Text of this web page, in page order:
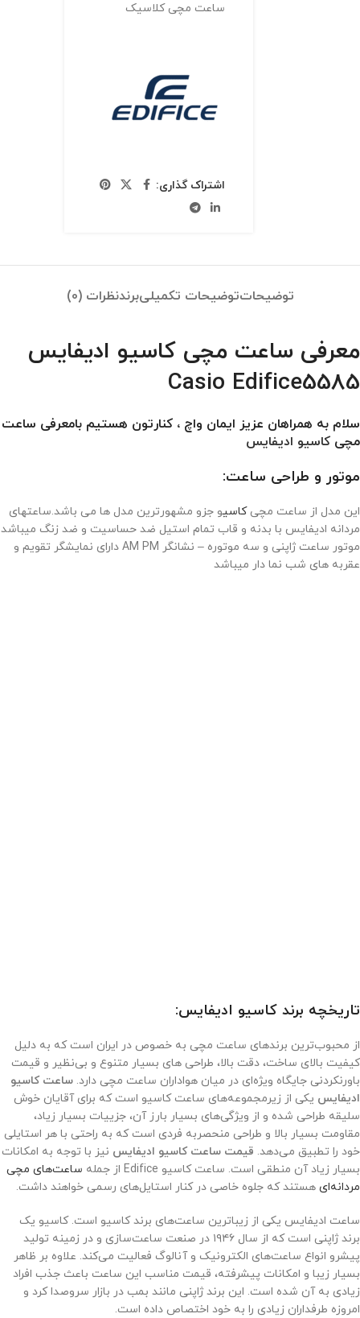
ساعت مچی کلاسیک
اشتراک گذاری:
توضیحاتتوضیحات تکمیلیبرندنظرات (0)
معرفی ساعت مچی کاسیو ادیفایس
Casio Edifice5585
سلام به همراهان عزیز ایمان واچ ، کنارتون هستیم بامعرفی ساعت
مچی کاسیو ادیفایس
موتور و طراحی ساعت:
این مدل از ساعت مچیکاسیو جزو مشهورترین مدل ها می باشد.ساعتهای
مردانه ادیفایس با بدنه و قاب تمام استیل ضد حساسیت و ضد زنگ میباشد
موتور ساعت ژاپنی و سه موتوره – نشانگر AM PM دارای نمایشگر تقویم و
عقربه های شب نما دار میباشد
تاریخچه برند کاسیو ادیفایس:
از محبوب‌ترین برندهای ساعت مچی به خصوص در ایران است که به دلیل
کیفیت بالای ساخت، دقت بالا، طراحی های بسیار متنوع و بی‌نظیر و قیمت
باورنکردنی جایگاه ویژه‌ای در میان هواداران ساعت مچی دارد. ساعت کاسیو
ادیفایس یکی از زیرمجموعه‌های ساعت کاسیو است که برای آقایان خوش
سلیقه طراحی شده و از ویژگی‌های بسیار بارز آن، جزییات بسیار زیاد،
مقاومت بسیار بالا و طراحی منحصربه فردی است که به راحتی با هر استایلی
خود را تطبیق می‌دهد. قیمت ساعت کاسیو ادیفایس نیز با توجه به امکانات
بسیار زیاد آن منطقی است. ساعت کاسیو Edifice از جمله
ساعت‌های مچی
مردانه‌ای هستند که جلوه خاصی در کنار استایل‌های رسمی خواهند داشت.
ساعت ادیفایس یکی از زیباترین ساعت‌های برند کاسیو است. کاسیو یک
برند ژاپنی است که از سال ۱۹۴۶ در صنعت ساعت‌سازی و در زمینه تولید
پیشرو انواع ساعت‌های الکترونیک و آنالوگ فعالیت می‌کند. علاوه بر ظاهر
بسیار زیبا و امکانات پیشرفته، قیمت مناسب این ساعت باعث جذب افراد
زیادی به آن شده است. این برند ژاپنی مانند بمب در بازار سروصدا کرد و
امروزه طرفداران زیادی را به خود اختصاص داده است.